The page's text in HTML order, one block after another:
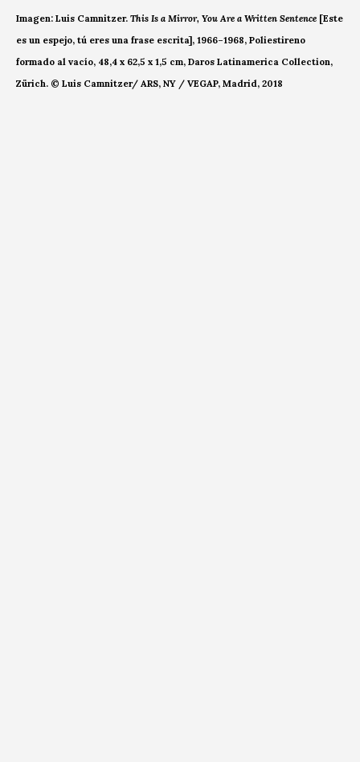
Imagen: Luis Camnitzer. This Is a Mirror, You Are a Written Sentence [Este
es un espejo, tú eres una frase escrita], 1966–1968, Poliestireno
formado al vacío, 48,4 x 62,5 x 1,5 cm, Daros Latinamerica Collection,
Zürich. © Luis Camnitzer/ ARS, NY / VEGAP, Madrid, 2018